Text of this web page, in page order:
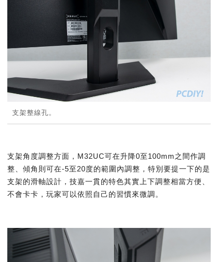
支架整線孔。
支架角度調整方面，M32UC可在升降0至100mm之間作調
整、傾角則可在-5至20度的範圍內調整，特別要提一下的是
支架的滑軸設計，技嘉一貫的特色其實上下調整相當方便、
不會卡卡，玩家可以依照自己的習慣來微調。